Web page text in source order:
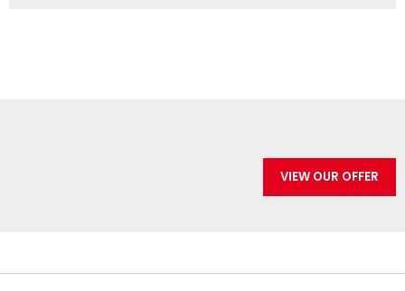
VIEW OUR OFFER